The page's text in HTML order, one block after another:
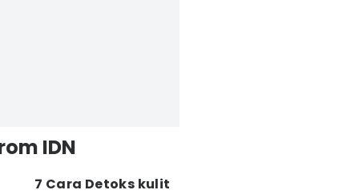
IDN
7 Cara Detoks kulit